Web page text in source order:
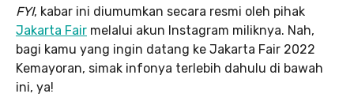
FYI, kabar ini diumumkan secara resmi oleh pihak
Jakarta Fair melalui akun Instagram miliknya. Nah,
bagi kamu yang ingin datang ke Jakarta Fair 2022
Kemayoran, simak infonya terlebih dahulu di bawah
ini, ya!